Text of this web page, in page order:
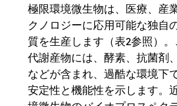
極限環境微生物は、医療、産
クノロジーに応用可能な独自
質を生産します（表2参照）
代謝産物には、酵素、抗菌剤
などが含まれ、過酷な環境下
安定性と機能性を示します。